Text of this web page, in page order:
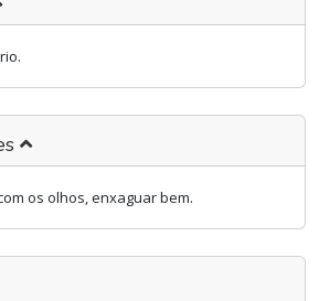
os olhos, enxaguar bem.